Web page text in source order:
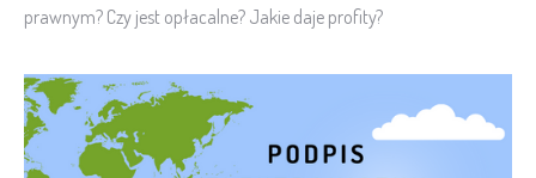
prawnym? Czy jest opłacalne? Jakie daje profity?